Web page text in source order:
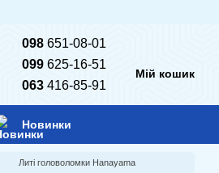
098 651-08-01
099 625-16-51
063 416-85-91
Мій кошик
Новинки
Литі головоломки Hanayama